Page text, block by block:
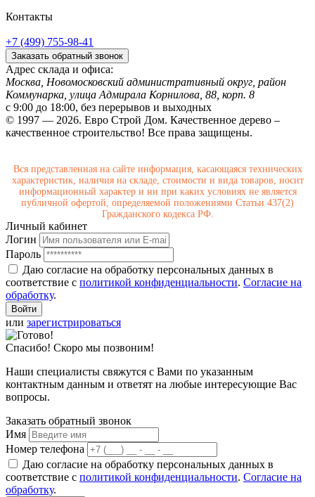
Контакты
+7 (499) 755-98-41
Заказать обратный звонок
Адрес склада и офиса:
Москва, Новомосковский административный округ, район
Коммунарка, улица Адмирала Корнилова, 88, корп. 8
с 9:00 до 18:00, без перерывов и выходных
© 1997 — 2026. Евро Строй Дом. Качественное дерево –
качественное строительство! Все права защищены.
Вся представленная на сайте информация, касающаяся технических
характеристик, наличия на складе, стоимости и вида товаров, носит
информационный характер и ни при каких условиях не является
публичной офертой, определяемой положениями Статьи 437(2)
Гражданского кодекса РФ.
Личный кабинет
Логин
Пароль
Даю согласие на обработку персональных данных в
соответствие с политикой конфиденциальности. Согласие на
обработку.
или зарегистрироваться
Спасибо! Скоро мы позвоним!
Наши специалисты свяжутся с Вами по указанным
контактным данным и ответят на любые интересующие Вас
вопросы.
Заказать обратный звонок
Имя
Номер телефона
Даю согласие на обработку персональных данных в
соответствие с политикой конфиденциальности. Согласие на
обработку.